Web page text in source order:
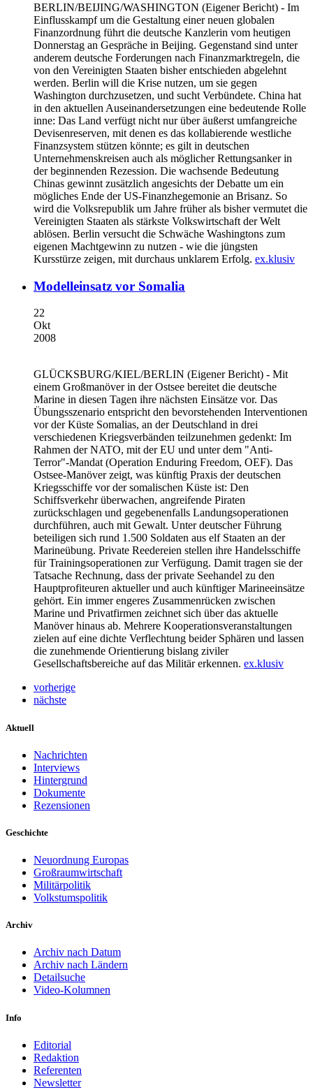
BERLIN/BEIJING/WASHINGTON (Eigener Bericht) - Im
Einflusskampf um die Gestaltung einer neuen globalen
Finanzordnung führt die deutsche Kanzlerin vom heutigen
Donnerstag an Gespräche in Beijing. Gegenstand sind unter
anderem deutsche Forderungen nach Finanzmarktregeln, die
von den Vereinigten Staaten bisher entschieden abgelehnt
werden. Berlin will die Krise nutzen, um sie gegen
Washington durchzusetzen, und sucht Verbündete. China hat
in den aktuellen Auseinandersetzungen eine bedeutende Rolle
inne: Das Land verfügt nicht nur über äußerst umfangreiche
Devisenreserven, mit denen es das kollabierende westliche
Finanzsystem stützen könnte; es gilt in deutschen
Unternehmenskreisen auch als möglicher Rettungsanker in
der beginnenden Rezession. Die wachsende Bedeutung
Chinas gewinnt zusätzlich angesichts der Debatte um ein
mögliches Ende der US-Finanzhegemonie an Brisanz. So
wird die Volksrepublik um Jahre früher als bisher vermutet die
Vereinigten Staaten als stärkste Volkswirtschaft der Welt
ablösen. Berlin versucht die Schwäche Washingtons zum
eigenen Machtgewinn zu nutzen - wie die jüngsten
Kursstürze zeigen, mit durchaus unklarem Erfolg. ex.klusiv
Modelleinsatz vor Somalia
22
Okt
2008
GLÜCKSBURG/KIEL/BERLIN (Eigener Bericht) - Mit
einem Großmanöver in der Ostsee bereitet die deutsche
Marine in diesen Tagen ihre nächsten Einsätze vor. Das
Übungsszenario entspricht den bevorstehenden Interventionen
vor der Küste Somalias, an der Deutschland in drei
verschiedenen Kriegsverbänden teilzunehmen gedenkt: Im
Rahmen der NATO, mit der EU und unter dem "Anti-
Terror"-Mandat (Operation Enduring Freedom, OEF). Das
Ostsee-Manöver zeigt, was künftig Praxis der deutschen
Kriegsschiffe vor der somalischen Küste ist: Den
Schiffsverkehr überwachen, angreifende Piraten
zurückschlagen und gegebenenfalls Landungsoperationen
durchführen, auch mit Gewalt. Unter deutscher Führung
beteiligen sich rund 1.500 Soldaten aus elf Staaten an der
Marineübung. Private Reedereien stellen ihre Handelsschiffe
für Trainingsoperationen zur Verfügung. Damit tragen sie der
Tatsache Rechnung, dass der private Seehandel zu den
Hauptprofiteuren aktueller und auch künftiger Marineeinsätze
gehört. Ein immer engeres Zusammenrücken zwischen
Marine und Privatfirmen zeichnet sich über das aktuelle
Manöver hinaus ab. Mehrere Kooperationsveranstaltungen
zielen auf eine dichte Verflechtung beider Sphären und lassen
die zunehmende Orientierung bislang ziviler
Gesellschaftsbereiche auf das Militär erkennen. ex.klusiv
vorherige
nächste
Aktuell
Nachrichten
Interviews
Hintergrund
Dokumente
Rezensionen
Geschichte
Neuordnung Europas
Großraumwirtschaft
Militärpolitik
Volkstumspolitik
Archiv
Archiv nach Datum
Archiv nach Ländern
Detailsuche
Video-Kolumnen
Info
Editorial
Redaktion
Referenten
Newsletter